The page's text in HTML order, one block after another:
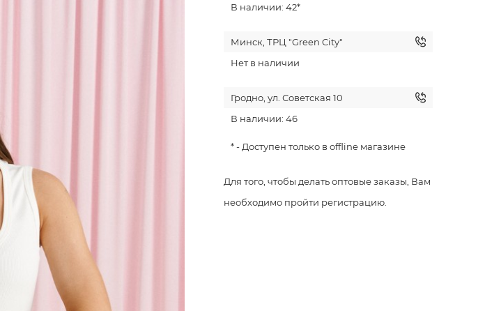
В наличии: 42*
Минск, ТРЦ "Green City"
Нет в наличии
Гродно, ул. Советская 10
В наличии: 46
* - Доступен только в offline магазине
Для того, чтобы делать оптовые заказы, Вам
необходимо пройти регистрацию.